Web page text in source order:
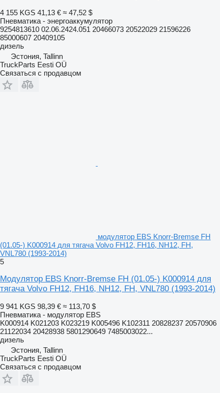
4 155 KGS 41,13 € ≈ 47,52 $
Пневматика - энергоаккумулятор
9254813610 02.06.2424.051 20466073 20522029 21596226
85000607 20409105
дизель
Эстония, Tallinn
TruckParts Eesti OÜ
Связаться с продавцом
модулятор EBS Knorr-Bremse FH
(01.05-) K000914 для тягача Volvo FH12, FH16, NH12, FH,
VNL780 (1993-2014)
5
Модулятор EBS Knorr-Bremse FH (01.05-) K000914 для
тягача Volvo FH12, FH16, NH12, FH, VNL780 (1993-2014)
9 941 KGS 98,39 € ≈ 113,70 $
Пневматика - модулятор EBS
K000914 K021203 K023219 K005496 K102311 20828237 20570906
21122034 20428938 5801290649 7485003022...
дизель
Эстония, Tallinn
TruckParts Eesti OÜ
Связаться с продавцом